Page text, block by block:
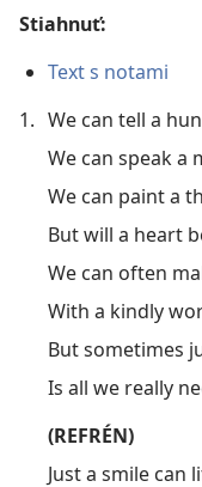
Stiahnuť:
Text s notami
1. We can tell a
We can speak a
We can paint a
But will a heart
We can often
With a kindly
But sometimes
Is all we really
(REFRÉN)
Just a smile can